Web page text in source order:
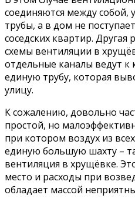
соединяются между собой,
трубы, а в дом не
соседских квартир. Другая
схемы вентиляции в
отдельные каналы ведут к
единую трубу, которая
улицу.
К сожалению, довольно
простой, но
при котором воздух из
единую большую шахту –
вентиляция в хрущёвке.
место и расходы при
обладает массой